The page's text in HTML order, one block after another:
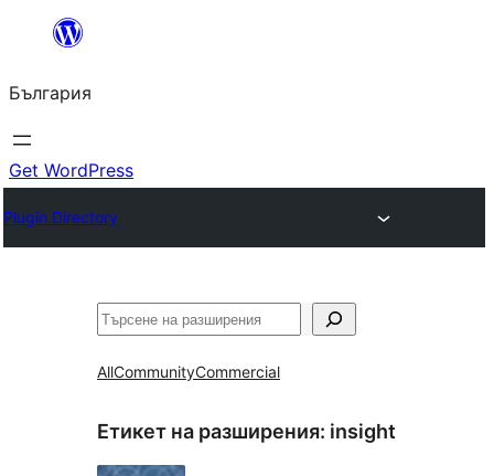
България
Get WordPress
Plugin Directory
Търсене
AllCommunityCommercial
Етикет на разширения: insight